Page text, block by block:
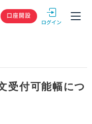
GMOクリック
口座開設
受付可能幅につ